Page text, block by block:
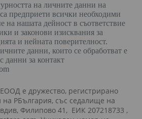
на личните данни на
предприети всички необходими
на нашата дейност в съответствие
и законови изисквания за
и нейната поверителност.
данни, които се обработват e
данни за контакт
е дружество, регистрирано
на РБългария, със седалище на
Филипово 41, ЕИК 207218733 ,